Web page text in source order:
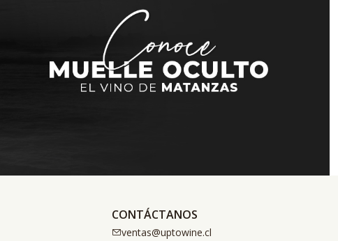
CONTÁCTANOS
ventas@uptowine.cl